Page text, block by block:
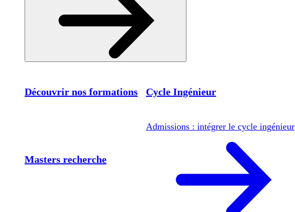
Découvrir nos formations Cycle Ingénieur
Admissions : intégrer le cycle ingénieur
Masters recherche